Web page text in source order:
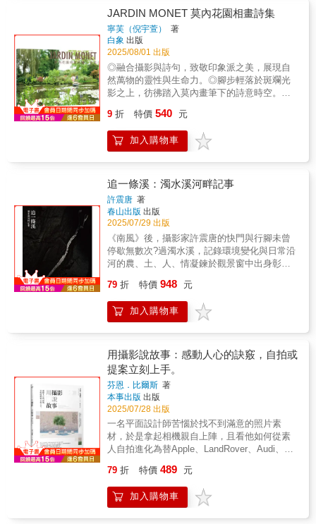
啟發、被景物感動。〡誠摯推薦〡國際展能技
藝競賽攝影類資深國際裁判 張宏聲世新大學
數位多媒體設計學系主任 陳學聖博士1839 當代
藝廊執行長 邱奕堅博士趙孝萱博士
藏閱讀卡帕文字裏環繞的現場、人物、氣息和
對話，一方面展現了他作為攝影記者的細膩觀
察和流暢書寫能力，也讓我得以據此重新面對
他的攝影作品，開展更為鮮活立體的觀看。
——沈昭良 / 攝影家、華梵大學攝影與VR設計
系教授「如果你拍的照片不夠好，那是因為你
靠得不夠近（If your pictures aren’t good
enough, you aren’t close enough.）」。這句幾
乎所有戰地攝影記者或者說所有愛好攝影奉為
羅伯．卡帕（Robert Capa）之口，而最佳的詮
釋，就是他在1936年9月西班牙內戰時所拍的那
張《倒下的士兵》（The Falling Soldier）。
帕無論在工作上及私生活上（他和書中另位主
角『粉紅妹』之間的故事）都超級浪漫。書中
也對當時同樣身為戰地記者的知名作家海明威
做了很生動的描述。總之，《戰地紀事：羅
伯．卡帕的二戰回憶》是一部故事性、可讀性
都很高的作品，值得讀者細細品嚐。——梁東
屏/資深海外特派員
JARDIN MONET 莫內花園相畫詩集
寧芙（倪宇萱）
著
白象 出版
2025/08/01 出版
◎融合攝影與詩句，致敬印象派之美，展現自
然萬物的靈性與生命力。◎腳步輕落於斑斕光
影之上，彷彿踏入莫內畫筆下的詩意時空。◎
生物內在的美與生命力。以夏日莫內花園為靈
感，融合攝影與詩句，捕捉自然稍縱即逝的美
感與生命律動。在光與影、形與色交會之間，
攝創作技法，呈現出一幅幅如同畫作般的攝影
作品，紀錄2024年8月29日莫內花園中一花一葉
的曾經存在。雲兒淡淡 風兒輕輕一葉扁舟靜靜
划向湖心重重波浪 層層漣漪消融在幻空裡隨意
吧 隨意任它自來自去 自來自去池水成一面潔亮
的鏡映著樹的影 雲的光 山的竣蓮的美 和風的
氣息莫內乘坐著畫筆恣意揮灑出一幅又一幅的
曠世傳奇◎代理經銷：白象文化更多精彩內容
請見
9 折 特價 540 元
加入購物車
追一條溪：濁水溪河畔記事
許震唐 著
春山出版 出版
2025/07/29 出版
《南風》後，攝影家許震唐的快門與行腳未曾
停歇無數次?過濁水溪，記錄環境變化與日常沿
河的農、土、人、情凝鍊於觀景窗中出身彰化
展現對故鄉的長期紀錄，十二年來，他從這個
濁水溪的「最後一村」出發，來回逡巡，從下
游至上游，以十二個主題加上一趟河流公路旅
的河川，流經彰化、雲林、南投、嘉義，餵養
人民不知凡幾，其多重支流更彷彿深入島嶼核
心血脈。這本攝影集不僅是許震唐在觀景窗凝
視濁水溪的作品，更有他走向現場的文字動
態，是一本從出海口到高山源頭的人文地理
誌。許震唐記錄了出海口捕烏魚與鰻苗的人，
和環境惡化下河口形成的沙丘異世界；平原上
如珍珠散落的西瓜、消逝的菸葉、潮溼的菇
寮；沿著山勢上行，筍人在天未亮的竹林搜尋
冬筍，砂石車司機在枯水期的溪床載卸一車車
有環流丘的開闊，攀往高山，壯麗的山景與荒
廢的溫泉鄉並行，三千二百公尺合歡山上的紅
屋頂公廁，成了濁水溪源頭的象徵。長時間追
79 折 特價 948 元
加入購物車
用攝影說故事：感動人心的訣竅，自拍或
提案立刻上手。
芬恩．比爾斯 著
本事出版 出版
2025/07/28 出版
一名平面設計師苦惱於找不到滿意的照片素
材，於是拿起相機親自上陣，且看他如何從素
人自拍進化為替Apple、LandRover、Audi、
關鍵在於每一張「有故事」的照片……照片，
可以說故事，只要你知道如何敘事（人物、地
點、事件）有故事的照片（結構、主題、氣
79 折 特價 489 元
加入購物車